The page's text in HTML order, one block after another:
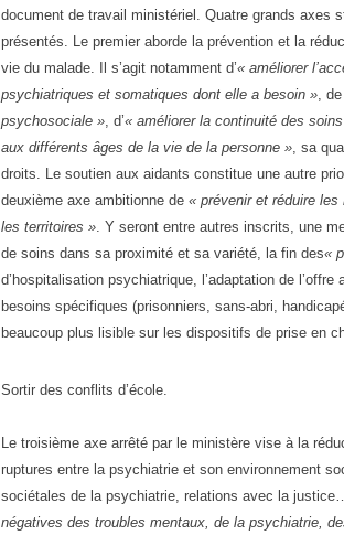
document de travail ministériel. Quatre grands axes
présentés. Le premier aborde la prévention et la
vie du malade. Il s’agit notamment d’« améliorer
psychiatriques et somatiques dont elle a besoin », de
psychosociale », d’« améliorer la continuité des
aux différents âges de la vie de la personne », sa
droits. Le soutien aux aidants constitue une autre
deuxième axe ambitionne de « prévenir et réduire
les territoires ». Y seront entre autres inscrits, une
de soins dans sa proximité et sa variété, la fin des«
d’hospitalisation psychiatrique, l’adaptation de
besoins spécifiques (prisonniers, sans-abri,
beaucoup plus lisible sur les dispositifs de prise en
Sortir des conflits d’école.
Le troisième axe arrêté par le ministère vise à la
ruptures entre la psychiatrie et son environnement
sociétales de la psychiatrie, relations avec la
négatives des troubles mentaux, de la psychiatrie,